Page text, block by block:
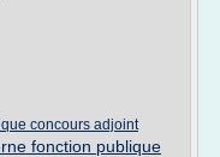
concours adjoint
fonction publique